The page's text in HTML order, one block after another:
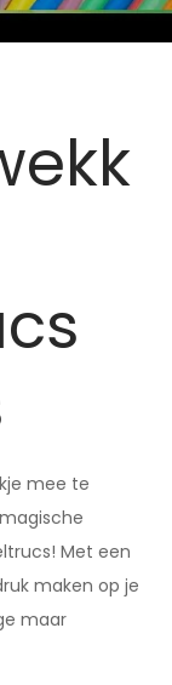
mee te
Met een
maken op je
maar